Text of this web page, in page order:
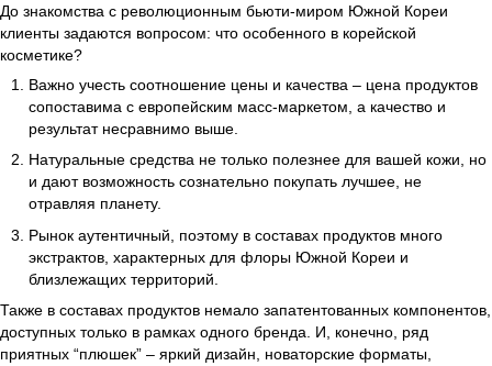
До знакомства с революционным бьюти-миром Южной Кореи
клиенты задаются вопросом: что особенного в корейской
косметике?
Важно учесть соотношение цены и качества – цена продуктов
сопоставима с европейским масс-маркетом, а качество и
результат несравнимо выше.
Натуральные средства не только полезнее для вашей кожи, но
и дают возможность сознательно покупать лучшее, не
отравляя планету.
Рынок аутентичный, поэтому в составах продуктов много
экстрактов, характерных для флоры Южной Кореи и
близлежащих территорий.
Также в составах продуктов немало запатентованных компонентов,
доступных только в рамках одного бренда. И, конечно, ряд
приятных “плюшек” – яркий дизайн, новаторские форматы,